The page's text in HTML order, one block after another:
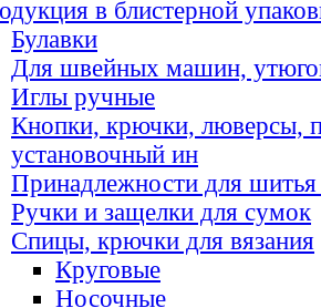
в блистерной
Булавки
Для швейных машин,
Иглы ручные
Кнопки, крючки, люверсы,
установочный ин
Принадлежности для шитья
Ручки и защелки для сумок
Спицы, крючки для вязания
Круговые
Носочные